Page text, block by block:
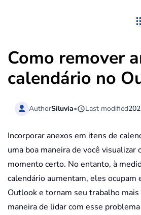
Como remover
calendário no
AuthorSiluvia• Last modified
Incorporar anexos em itens de
uma boa maneira de você
momento certo. No entanto, à
calendário aumentam, eles ocupam
Outlook e tornam seu trabalho
maneira de lidar com esse